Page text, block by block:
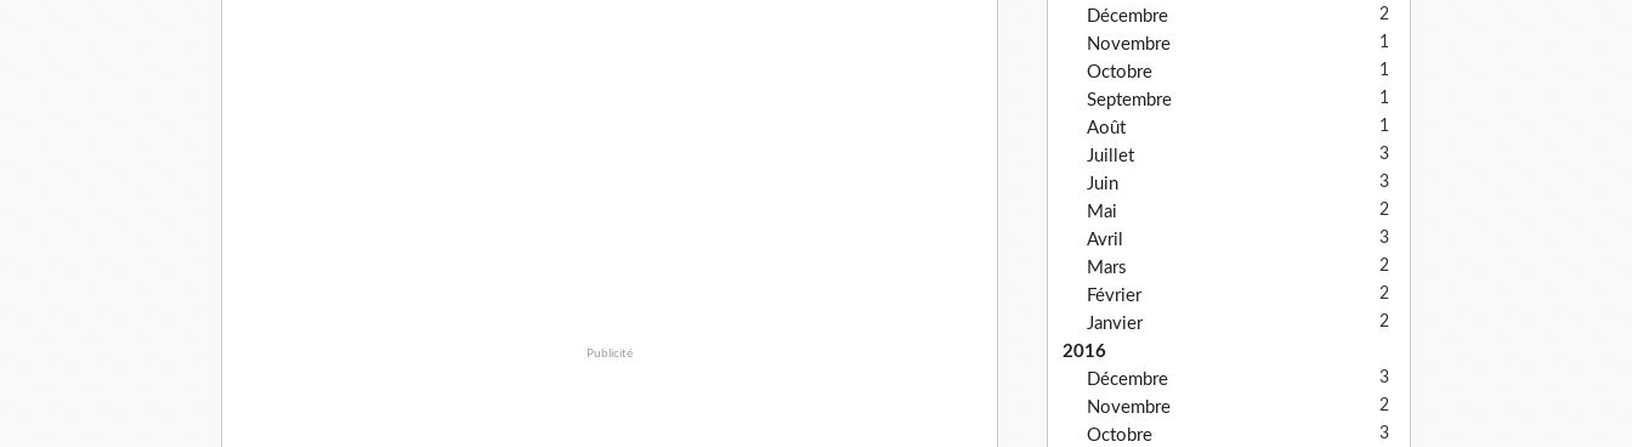
Publicité
Décembre
2
Novembre 1
Octobre 1
Septembre 1
Août 1
Juillet 3
Juin 3
Mai 2
Avril 3
Mars 2
Février 2
Janvier 2
2016
Décembre
3
Novembre 2
Octobre 3